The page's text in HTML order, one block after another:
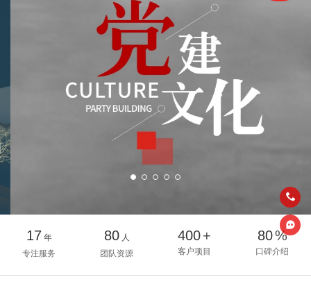
17 年
专注服务
80 人
团队资源
400+
客户项目
80%
口碑介绍